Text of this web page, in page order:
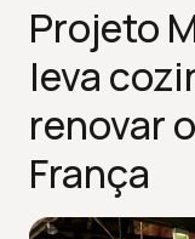
Projeto
leva
renovar
França